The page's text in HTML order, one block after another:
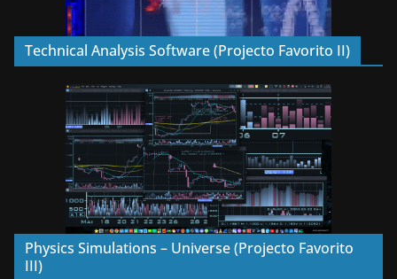
Technical Analysis Software (Projecto Favorito II)
Physics Simulations – Universe (Projecto Favorito
III)